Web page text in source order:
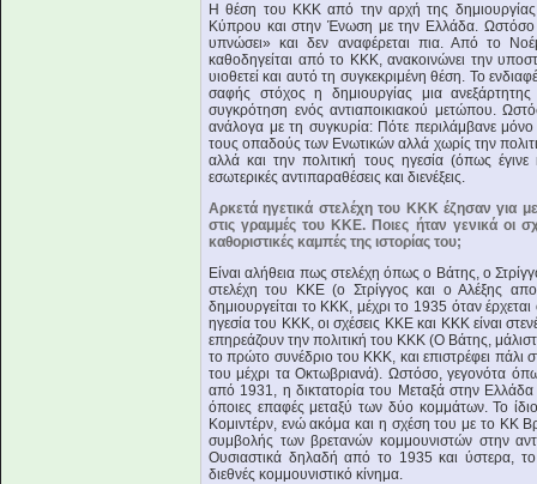
Η θέση του ΚΚΚ από την αρχή της δημιουργίας
Κύπρου και στην Ένωση με την Ελλάδα. Ωστόσο
υπνώσει» και δεν αναφέρεται πια. Από το
καθοδηγείται από το ΚΚΚ, ανακοινώνει την
υιοθετεί και αυτό τη συγκεκριμένη θέση. Το
σαφής στόχος η δημιουργίας μια
συγκρότηση ενός αντιαποικιακού μετώπου.
ανάλογα με τη συγκυρία: Πότε περιλάμβανε
τους οπαδούς των Ενωτικών αλλά χωρίς την
αλλά και την πολιτική τους ηγεσία (όπως
εσωτερικές αντιπαραθέσεις και διενέξεις.
Αρκετά ηγετικά στελέχη του ΚΚΚ έζησαν για
στις γραμμές του ΚΚΕ. Ποιες ήταν γενικά
καθοριστικές καμπές της ιστορίας του;
Είναι αλήθεια πως στελέχη όπως ο Βάτης, ο
στελέχη του ΚΚΕ (ο Στρίγγος και ο Αλέξης
δημιουργείται το ΚΚΚ, μέχρι το 1935 όταν
ηγεσία του ΚΚΚ, οι σχέσεις ΚΚΕ και ΚΚΚ είναι
επηρεάζουν την πολιτική του ΚΚΚ (Ο Βάτης,
το πρώτο συνέδριο του ΚΚΚ, και επιστρέφει
του μέχρι τα Οκτωβριανά). Ωστόσο, γεγονότα
από 1931, η δικτατορία του Μεταξά στην
όποιες επαφές μεταξύ των δύο κομμάτων. Το
Κομιντέρν, ενώ ακόμα και η σχέση του με το ΚΚ
συμβολής των βρετανών κομμουνιστών στην
Ουσιαστικά δηλαδή από το 1935 και ύστερα,
διεθνές κομμουνιστικό κίνημα.